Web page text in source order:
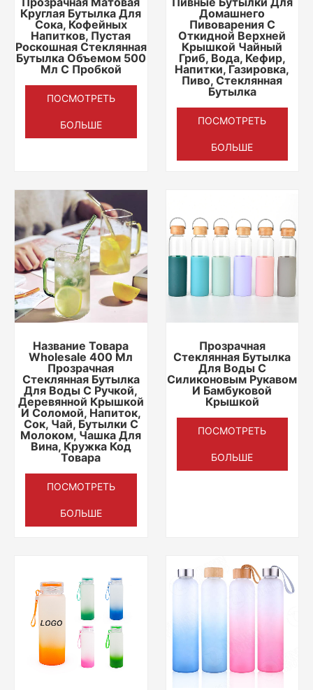
Круглая Бутылка Для
Сока, Кофейных
Напитков, Пустая
Роскошная Стеклянная
Бутылка Объемом 500
Мл С Пробкой
ПОСМОТРЕТЬ
БОЛЬШЕ
Домашнего
Пивоварения С
Откидной Верхней
Крышкой Чайный
Гриб, Вода, Кефир,
Напитки, Газировка,
Пиво, Стеклянная
Бутылка
ПОСМОТРЕТЬ
БОЛЬШЕ
Название Товара
Wholesale 400 Мл
Прозрачная
Стеклянная Бутылка
Для Воды С Ручкой,
Деревянной Крышкой
И Соломой, Напиток,
Сок, Чай, Бутылки С
Молоком, Чашка Для
Вина, Кружка Код
Товара
ПОСМОТРЕТЬ
БОЛЬШЕ
Прозрачная
Стеклянная Бутылка
Для Воды С
Силиконовым Рукавом
И Бамбуковой
Крышкой
ПОСМОТРЕТЬ
БОЛЬШЕ